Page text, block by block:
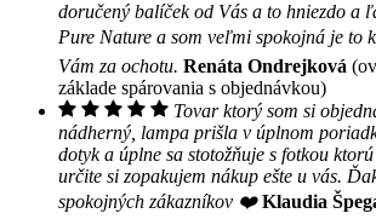
doručený balíček od Vás a to hniezdo a
Pure Nature a som veľmi spokojná je to
Vám za ochotu. Renáta Ondrejková
základe spárovania s objednávkou)
Tovar ktorý som si
nádherný, lampa prišla v úplnom
dotyk a úplne sa stotožňuje s fotkou
určite si zopakujem nákup ešte u vás.
spokojných zákazníkov ❤️ Klaudia